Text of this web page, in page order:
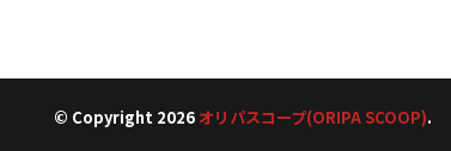
© Copyright 2026 オリパスコープ(ORIPA SCOOP).